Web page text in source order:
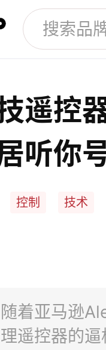
遥控
听你
控制 技术
着亚马逊
遥控器的